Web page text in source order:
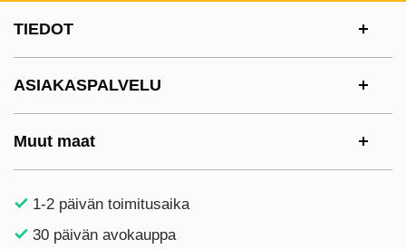
TIEDOT
ASIAKASPALVELU
Muut maat
1-2 päivän toimitusaika
30 päivän avokauppa